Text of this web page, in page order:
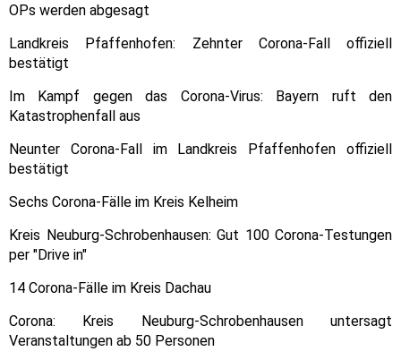
OPs werden abgesagt
Landkreis Pfaffenhofen: Zehnter Corona-Fall offiziell
bestätigt
Im Kampf gegen das Corona-Virus: Bayern ruft den
Katastrophenfall aus
Neunter Corona-Fall im Landkreis Pfaffenhofen offiziell
bestätigt
Sechs Corona-Fälle im Kreis Kelheim
Kreis Neuburg-Schrobenhausen: Gut 100 Corona-Testungen
per "Drive in"
14 Corona-Fälle im Kreis Dachau
Corona: Kreis Neuburg-Schrobenhausen untersagt
Veranstaltungen ab 50 Personen